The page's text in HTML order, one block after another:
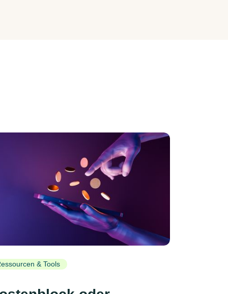
& Tools